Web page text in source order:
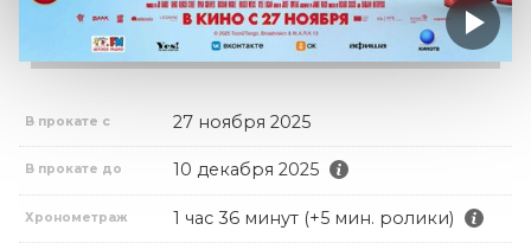
В прокате с 27 ноября 2025
В прокате до 10 декабря 2025
Хронометраж 1 час 36 минут (+5 мин. ролики)